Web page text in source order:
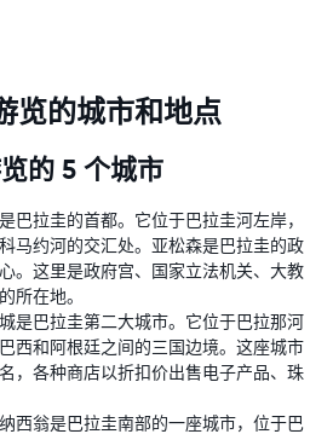
览的城市和地点
的 5 个城市
巴拉圭的首都。它位于巴拉圭河左岸，
马约河的交汇处。亚松森是巴拉圭的政
。这里是政府宫、国家立法机关、大教
所在地。
是巴拉圭第二大城市。它位于巴拉那河
西和阿根廷之间的三国边境。这座城市
，各种商店以折扣价出售电子产品、珠
西翁是巴拉圭南部的一座城市，位于巴